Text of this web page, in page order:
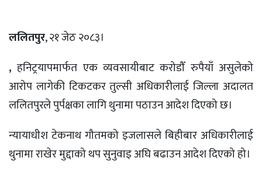
ललितपुर, २१ जेठ २०८३।
, हनिट्रयापमार्फत एक व्यवसायीबाट करोडौँ रुपैयाँ असुलेको
आरोप लागेकी टिकटकर तुल्सी अधिकारीलाई जिल्ला अदालत
ललितपुरले पुर्पक्षका लागि थुनामा पठाउन आदेश दिएको छ।
न्यायाधीश टेकनाथ गौतमको इजलासले बिहीबार अधिकारीलाई
थुनामा राखेर मुद्दाको थप सुनुवाइ अघि बढाउन आदेश दिएको हो।